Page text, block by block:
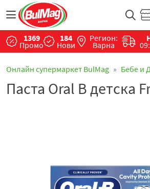
1369
Промо
184
Нови
Регион:
Варна
Онлайн супермаркет BulMag Бебе и
Паста Oral B детска